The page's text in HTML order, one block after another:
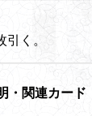
引く。
・関連カード